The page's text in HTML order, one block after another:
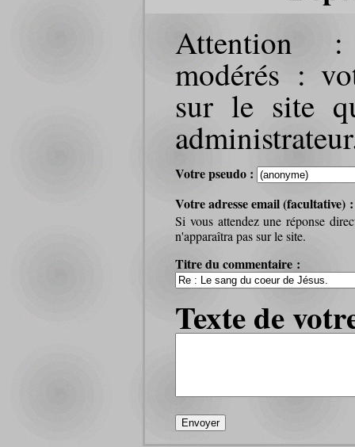
Attention :
modérés :
sur le site
Votre pseudo :
Votre adresse email (facultative)
Si vous attendez une réponse
n'apparaîtra pas sur le site.
Titre du commentaire :
Texte de